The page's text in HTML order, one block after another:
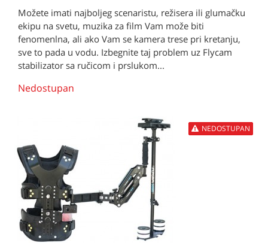
Možete imati najboljeg scenaristu, režisera ili glumačku
ekipu na svetu, muzika za film Vam može biti
fenomenlna, ali ako Vam se kamera trese pri kretanju,
sve to pada u vodu. Izbegnite taj problem uz Flycam
stabilizator sa ručicom i prslukom...
Nedostupan
NEDOSTUPAN